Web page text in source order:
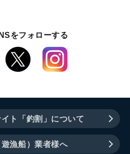
をフォローする
ト「釣割」について
漁船）業者様へ